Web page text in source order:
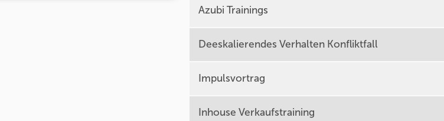
Azubi Trainings
Deeskalierendes Verhalten Konfliktfall
Impulsvortrag
Inhouse Verkaufstraining